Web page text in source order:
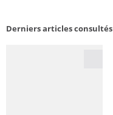
Derniers articles consultés